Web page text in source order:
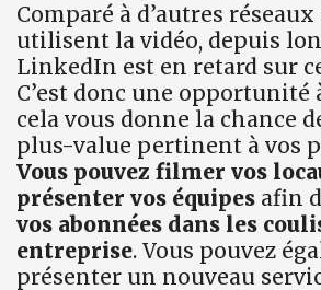
Comparé à d’autres
utilisent la vidéo, depuis
LinkedIn est en retard sur
C’est donc une opportunité
cela vous donne la chance
plus-value pertinent à vos
Vous pouvez filmer vos
présenter vos équipes afin
vos abonnées dans les
entreprise. Vous pouvez
présenter un nouveau